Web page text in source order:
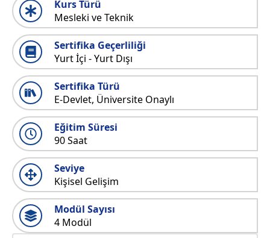
Kurs Türü
Mesleki ve Teknik
Sertifika Geçerliliği
Yurt İçi - Yurt Dışı
Sertifika Türü
E-Devlet, Üniversite Onaylı
Eğitim Süresi
90 Saat
Seviye
Kişisel Gelişim
Modül Sayısı
4 Modül